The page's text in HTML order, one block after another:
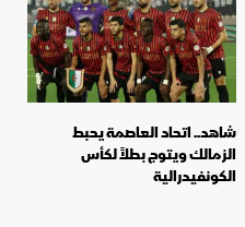
شاهد.. اتحاد العاصمة يحبط
الزمالك ويتوج بطلاً لكأس
الكونفيدرالية